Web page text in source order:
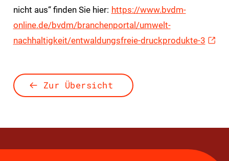
nicht aus“ finden Sie hier: https://www.bvdm-
online.de/bvdm/branchenportal/umwelt-
nachhaltigkeit/entwaldungsfreie-druckprodukte-3
Zur Übersicht